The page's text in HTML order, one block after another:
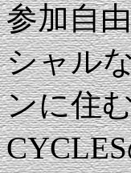
参加自
シャル
ンに住